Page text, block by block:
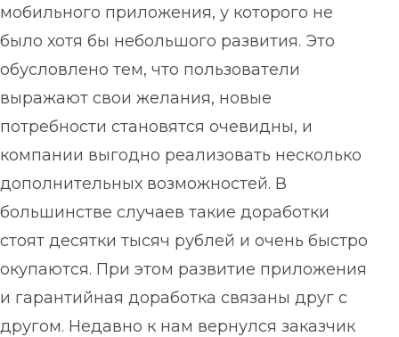
мобильного приложения, у которого не
было хотя бы небольшого развития. Это
обусловлено тем, что пользователи
выражают свои желания, новые
потребности становятся очевидны, и
компании выгодно реализовать несколько
дополнительных возможностей. В
большинстве случаев такие доработки
стоят десятки тысяч рублей и очень быстро
окупаются. При этом развитие приложения
и гарантийная доработка связаны друг с
другом. Недавно к нам вернулся заказчик